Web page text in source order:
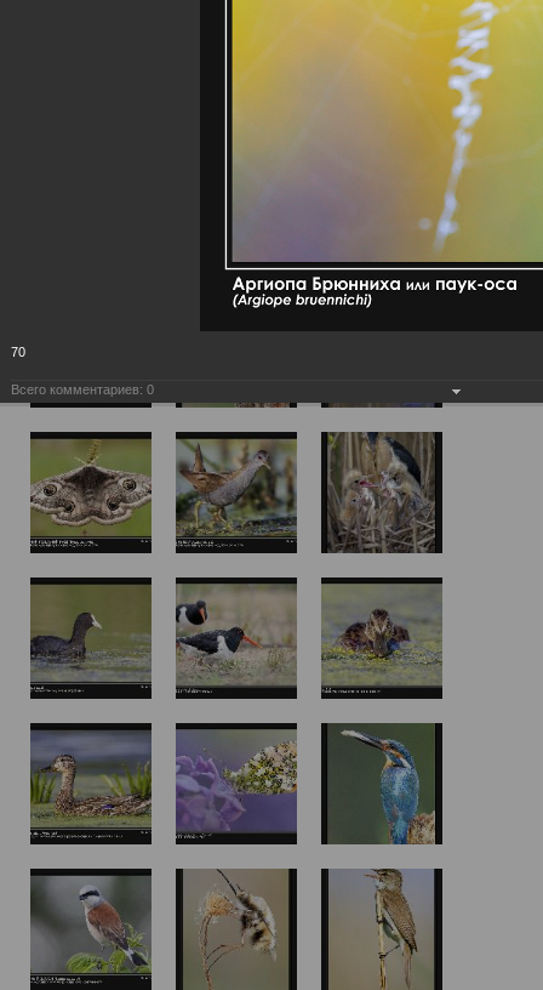
70
Всего комментариев: 0